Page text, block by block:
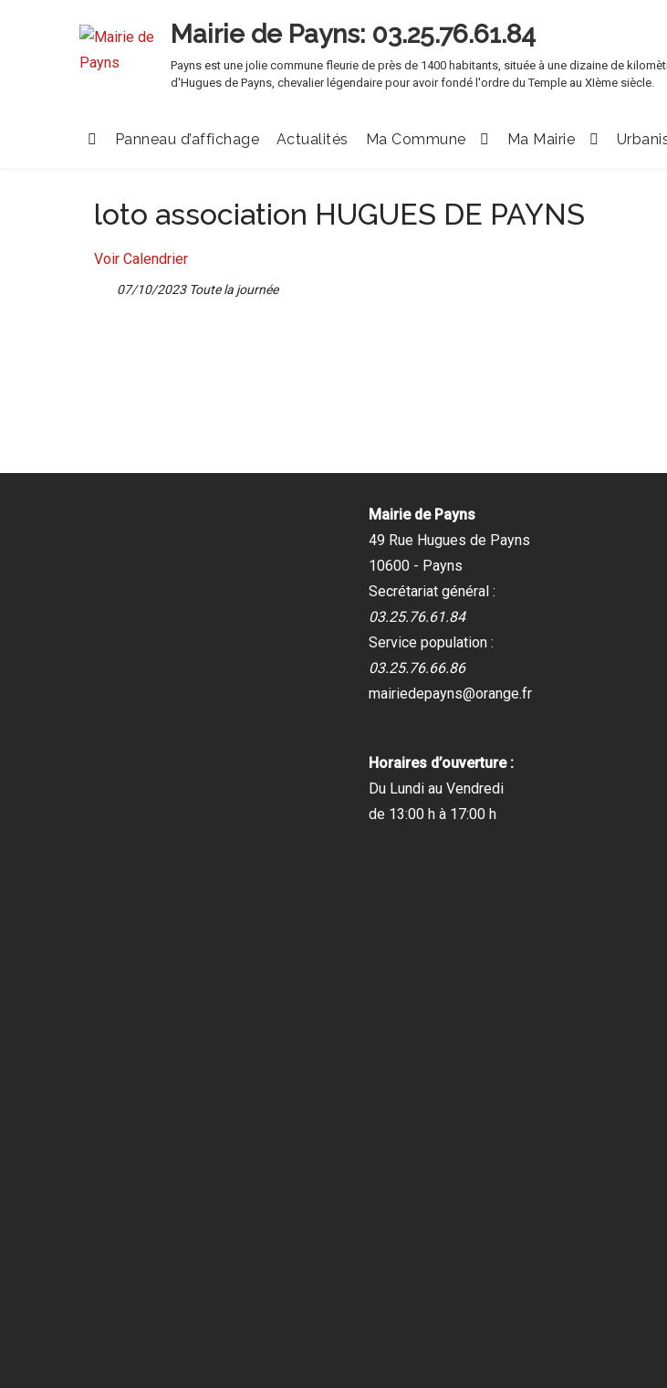
Mairie de Payns
Payns est une jolie commune fleurie de près de 1400 habitants, située à une dizaine de
d'Hugues de Payns, chevalier légendaire pour avoir fondé l'ordre du Temple au XIème siècle.
Panneau d’affichage Actualités Ma Commune Ma Mairie
loto association HUGUES DE PAYNS
Voir Calendrier
07/10/2023 Toute la journée
Mairie de Payns
49 Rue Hugues de Payns
10600 - Payns
Secrétariat général :
03.25.76.61.84
Service population :
03.25.76.66.86
mairiedepayns@orange.fr
Horaires d’ouverture :
Du Lundi au Vendredi
de 13:00 h à 17:00 h